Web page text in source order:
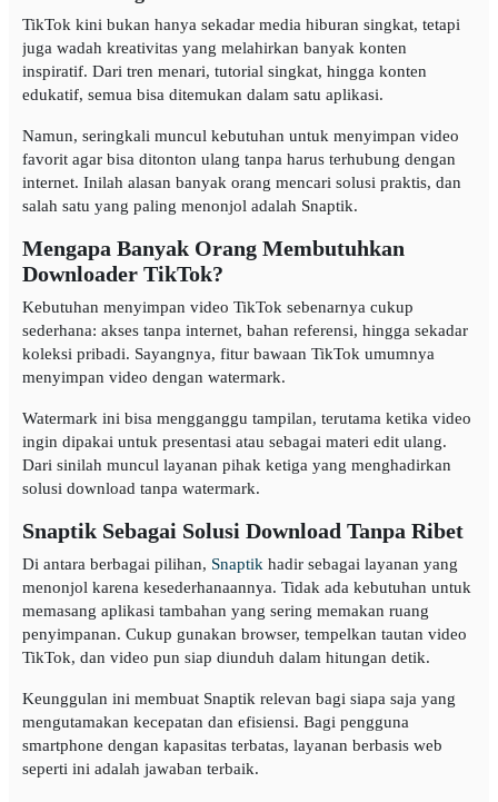
TikTok kini bukan hanya sekadar media hiburan singkat, tetapi
juga wadah kreativitas yang melahirkan banyak konten
inspiratif. Dari tren menari, tutorial singkat, hingga konten
edukatif, semua bisa ditemukan dalam satu aplikasi.
Namun, seringkali muncul kebutuhan untuk menyimpan video
favorit agar bisa ditonton ulang tanpa harus terhubung dengan
internet. Inilah alasan banyak orang mencari solusi praktis, dan
salah satu yang paling menonjol adalah Snaptik.
Mengapa Banyak Orang Membutuhkan
Downloader TikTok?
Kebutuhan menyimpan video TikTok sebenarnya cukup
sederhana: akses tanpa internet, bahan referensi, hingga sekadar
koleksi pribadi. Sayangnya, fitur bawaan TikTok umumnya
menyimpan video dengan watermark.
Watermark ini bisa mengganggu tampilan, terutama ketika video
ingin dipakai untuk presentasi atau sebagai materi edit ulang.
Dari sinilah muncul layanan pihak ketiga yang menghadirkan
solusi download tanpa watermark.
Snaptik Sebagai Solusi Download Tanpa Ribet
Di antara berbagai pilihan, Snaptik hadir sebagai layanan yang
menonjol karena kesederhanaannya. Tidak ada kebutuhan untuk
memasang aplikasi tambahan yang sering memakan ruang
penyimpanan. Cukup gunakan browser, tempelkan tautan video
TikTok, dan video pun siap diunduh dalam hitungan detik.
Keunggulan ini membuat Snaptik relevan bagi siapa saja yang
mengutamakan kecepatan dan efisiensi. Bagi pengguna
smartphone dengan kapasitas terbatas, layanan berbasis web
seperti ini adalah jawaban terbaik.